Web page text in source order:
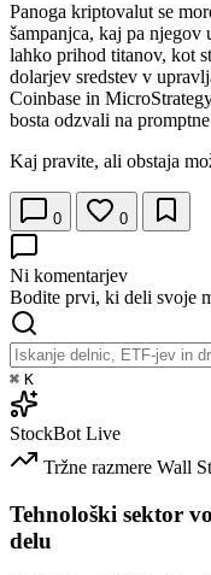
Panoga kriptovalut se
šampanjca, kaj pa
lahko prihod titanov, kot
dolarjev sredstev v
Coinbase in
bosta odzvali na
Kaj pravite, ali obstaja
0 0
Ni komentarjev
Bodite prvi, ki deli svoje
⌘ K
StockBot Live
Tržne razmere Wall
Tehnološki sektor
delu